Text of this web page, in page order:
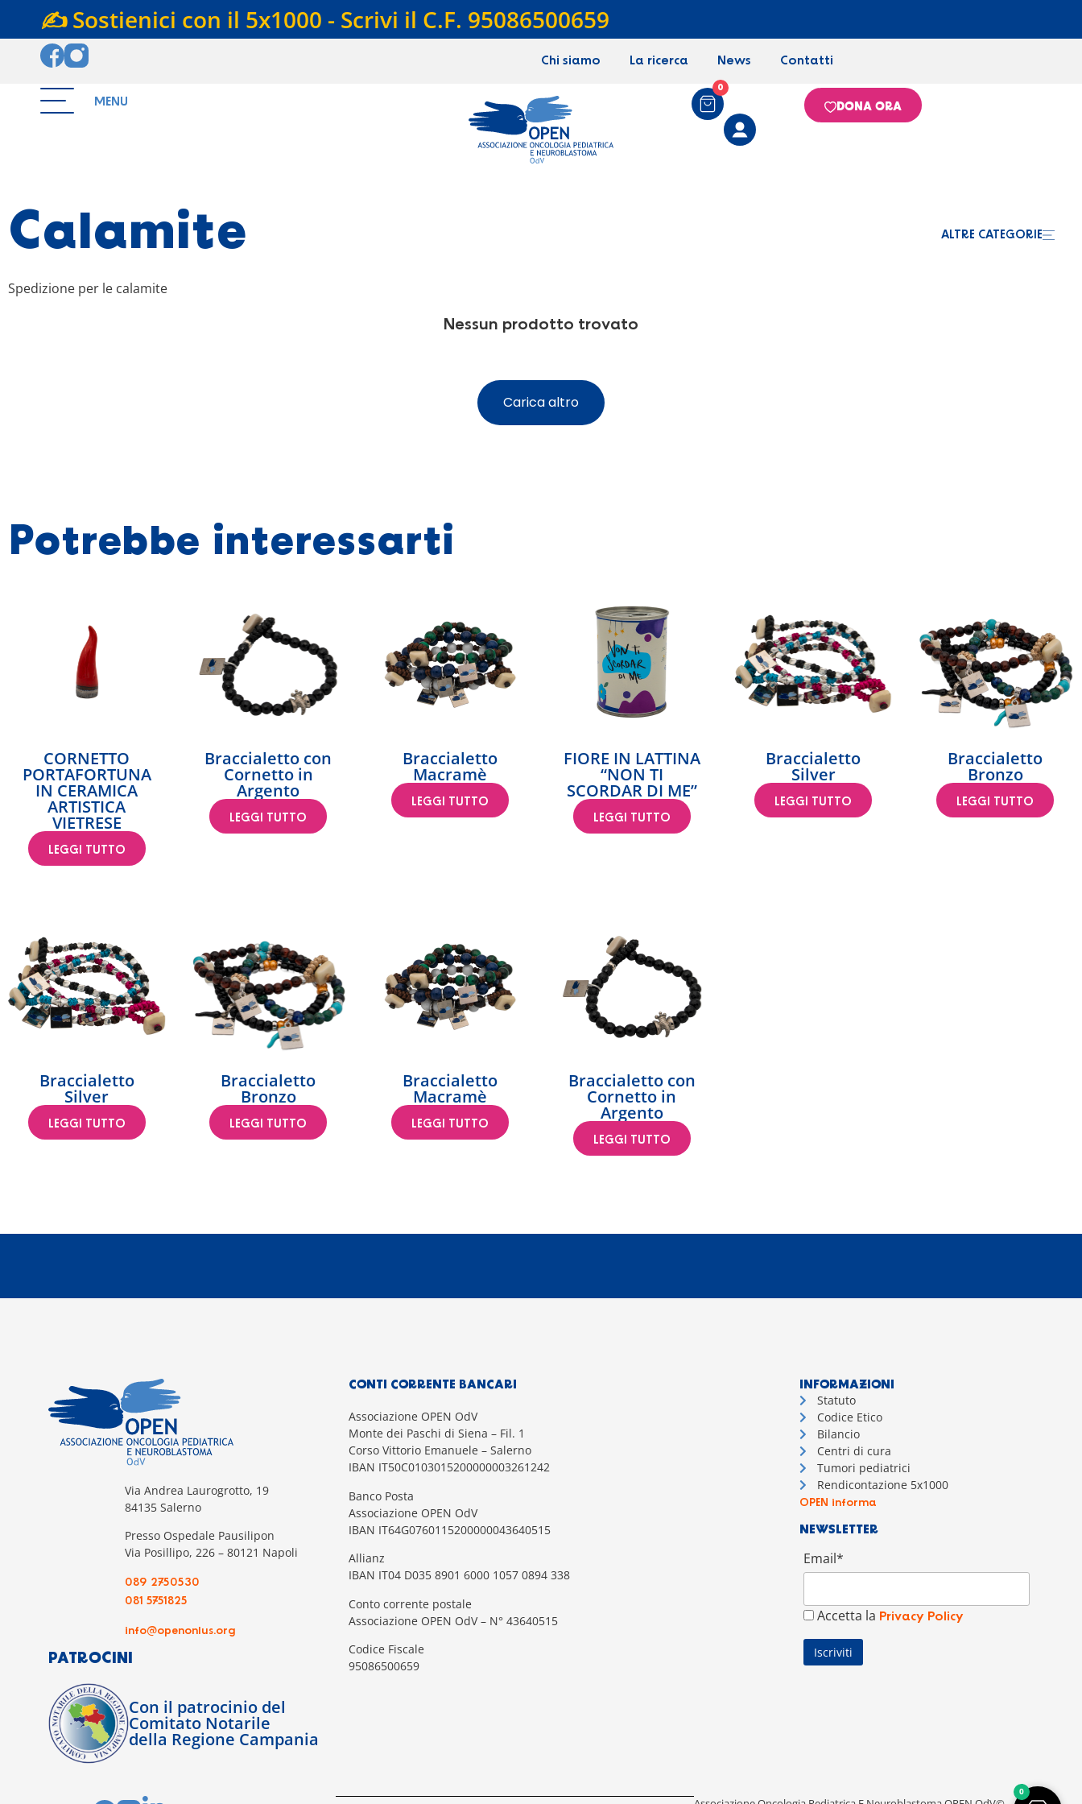
✍️ Sostienici con il 5x1000 - Scrivi il C.F. 95086500659
Chi siamo La ricerca News Contatti
MENU
0
DONA ORA
Calamite ALTRE CATEGORIE
Spedizione per le calamite
Nessun prodotto trovato
Carica altro
Potrebbe interessarti
CORNETTO
PORTAFORTUNA
IN CERAMICA
ARTISTICA
VIETRESE
LEGGI TUTTO
Braccialetto con
Cornetto in
Argento
LEGGI TUTTO
Braccialetto
Macramè
LEGGI TUTTO
FIORE IN LATTINA
“NON TI
SCORDAR DI ME”
LEGGI TUTTO
Braccialetto
Silver
LEGGI TUTTO
Braccialetto
Bronzo
LEGGI TUTTO
Braccialetto
Silver
LEGGI TUTTO
Braccialetto
Bronzo
LEGGI TUTTO
Braccialetto
Macramè
LEGGI TUTTO
Braccialetto con
Cornetto in
Argento
LEGGI TUTTO
Via Andrea Laurogrotto, 19
84135 Salerno
Presso Ospedale Pausilipon
Via Posillipo, 226 – 80121 Napoli
089 2750530
081 5751825
info@openonlus.org
PATROCINI
Con il patrocinio del
Comitato Notarile
della Regione Campania
CONTI CORRENTE BANCARI
Associazione OPEN OdV
Monte dei Paschi di Siena – Fil. 1
Corso Vittorio Emanuele – Salerno
IBAN IT50C0103015200000003261242
Banco Posta
Associazione OPEN OdV
IBAN IT64G0760115200000043640515
Allianz
IBAN IT04 D035 8901 6000 1057 0894 338
Conto corrente postale
Associazione OPEN OdV – N° 43640515
Codice Fiscale
95086500659
INFORMAZIONI
Statuto
Codice Etico
Bilancio
Centri di cura
Tumori pediatrici
Rendicontazione 5x1000
OPEN informa
NEWSLETTER
Email*
Accetta la Privacy Policy
0